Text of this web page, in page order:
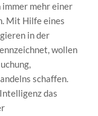
mehr einer
Mit Hilfe eines
in der
wollen
schaffen.
das